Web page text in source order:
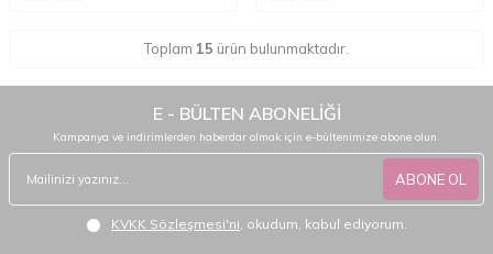
Toplam 15 ürün bulunmaktadır.
E - BÜLTEN ABONELİĞİ
Kampanya ve indirimlerden haberdar olmak için e-bültenimize abone olun.
ABONE OL
KVKK Sözleşmesi'ni, okudum, kabul ediyorum.